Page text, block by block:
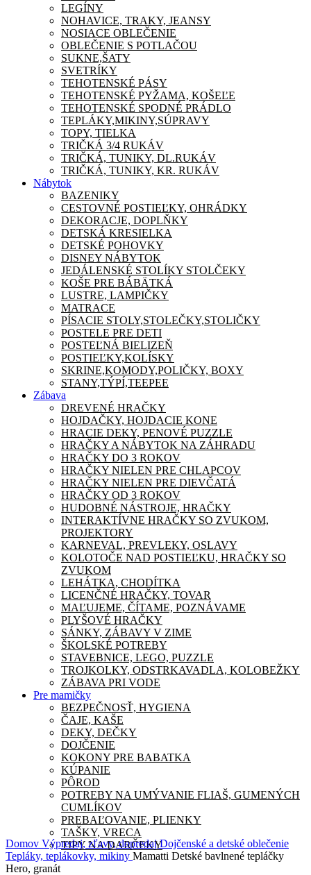
LEGÍNY
NOHAVICE, TRAKY, JEANSY
NOSIACE OBLEČENIE
OBLEČENIE S POTLAČOU
SUKNE,ŠATY
SVETRÍKY
TEHOTENSKÉ PÁSY
TEHOTENSKÉ PYŽAMA, KOŠEĽE
TEHOTENSKÉ SPODNÉ PRÁDLO
TEPLÁKY,MIKINY,SÚPRAVY
TOPY, TIELKA
TRIČKÁ 3/4 RUKÁV
TRIČKÁ, TUNIKY, DL.RUKÁV
TRIČKÁ, TUNIKY, KR. RUKÁV
Nábytok
BAZENIKY
CESTOVNÉ POSTIEĽKY, OHRÁDKY
DEKORACJE, DOPLŇKY
DETSKÁ KRESIELKA
DETSKÉ POHOVKY
DISNEY NÁBYTOK
JEDÁLENSKÉ STOLÍKY STOLČEKY
KOŠE PRE BÁBÄTKÁ
LUSTRE, LAMPIČKY
MATRACE
PÍSACIE STOLY,STOLEČKY,STOLIČKY
POSTELE PRE DETI
POSTEĽNÁ BIELIZEŇ
POSTIEĽKY,KOLÍSKY
SKRINE,KOMODY,POLIČKY, BOXY
STANY,TÝPÍ,TEEPEE
Zábava
DREVENÉ HRAČKY
HOJDAČKY, HOJDACIE KONE
HRACIE DEKY, PENOVÉ PUZZLE
HRAČKY A NÁBYTOK NA ZÁHRADU
HRAČKY DO 3 ROKOV
HRAČKY NIELEN PRE CHLAPCOV
HRAČKY NIELEN PRE DIEVČATÁ
HRAČKY OD 3 ROKOV
HUDOBNÉ NÁSTROJE, HRAČKY
INTERAKTÍVNE HRAČKY SO ZVUKOM,
PROJEKTORY
KARNEVAL, PREVLEKY, OSLAVY
KOLOTOČE NAD POSTIEĽKU, HRAČKY SO
ZVUKOM
LEHÁTKA, CHODÍTKA
LICENČNÉ HRAČKY, TOVAR
MAĽUJEME, ČÍTAME, POZNÁVAME
PLYŠOVÉ HRAČKY
SÁNKY, ZÁBAVY V ZIME
ŠKOLSKÉ POTREBY
STAVEBNICE, LEGO, PUZZLE
TROJKOLKY, ODSTRKAVADLA, KOLOBEŽKY
ZÁBAVA PRI VODE
Pre mamičky
BEZPEČNOSŤ, HYGIENA
ČAJE, KAŠE
DEKY, DEČKY
DOJČENIE
KOKONY PRE BABATKA
KÚPANIE
PÔROD
POTREBY NA UMÝVANIE FLIAŠ, GUMENÝCH
CUMLÍKOV
PREBAĽOVANIE, PLIENKY
TAŠKY, VRECA
TIPY NA DARČEKY
Domov Výpredaj, zľavy, dopredajDojčenské a detské oblečenie
Tepláky, teplákovky, mikiny Mamatti Detské bavlnené tepláčky
Hero, granát